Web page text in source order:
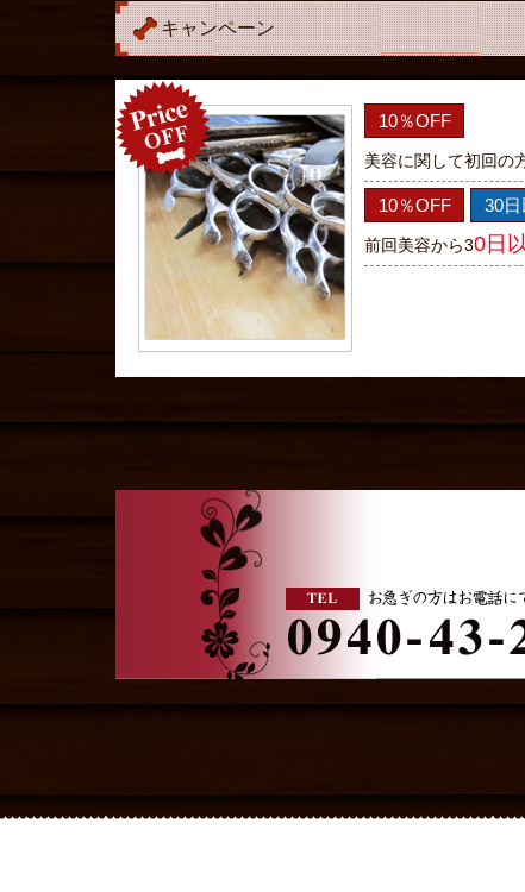
キャンペーン
10％OFF
美容に関して初回の
10％OFF 30日
前回美容から30日